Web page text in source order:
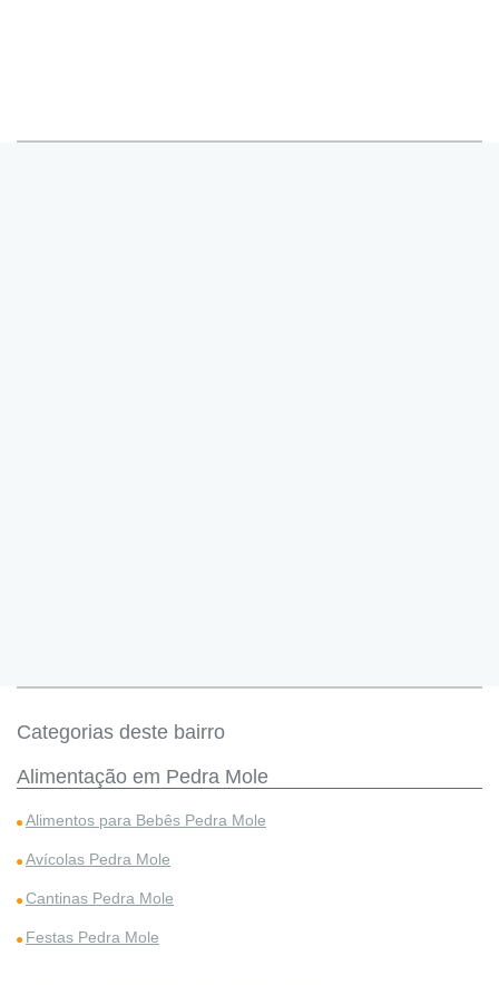
Categorias deste bairro
Alimentação em Pedra Mole
Alimentos para Bebês Pedra Mole
Avícolas Pedra Mole
Cantinas Pedra Mole
Festas Pedra Mole